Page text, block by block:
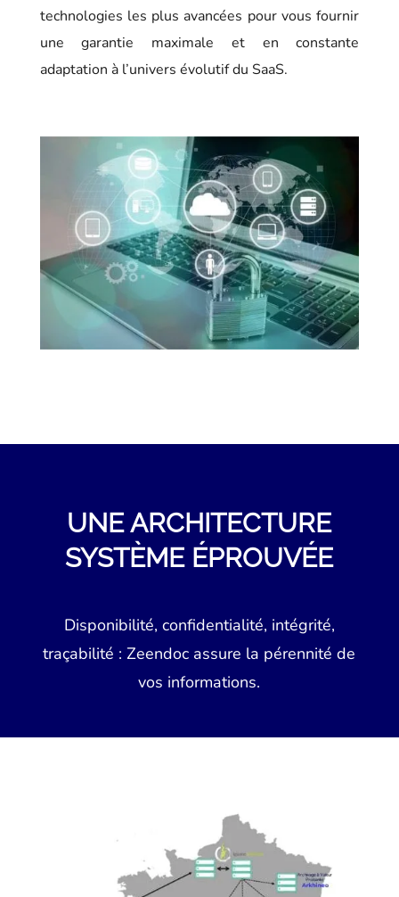
technologies les plus avancées pour vous fournir
une garantie maximale et en constante
adaptation à l’univers évolutif du SaaS.
UNE ARCHITECTURE
SYSTÈME ÉPROUVÉE
Disponibilité, confidentialité, intégrité,
traçabilité : Zeendoc assure la pérennité de
vos informations.